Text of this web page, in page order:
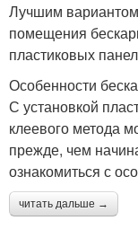
Лучшим
помещения
пластиковых
Особенности
С установкой
клеевого метода
прежде, чем
ознакомиться с
читать дальше →